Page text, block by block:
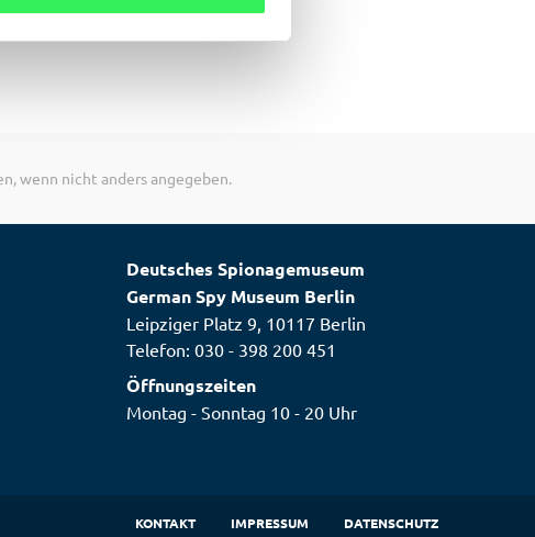
wenn nicht anders angegeben.
Deutsches Spionagemuseum
German Spy Museum Berlin
Leipziger Platz 9, 10117 Berlin
Telefon: 030 - 398 200 451
Öffnungszeiten
Montag - Sonntag 10 - 20 Uhr
KONTAKT IMPRESSUM DATENSCHUTZ